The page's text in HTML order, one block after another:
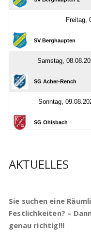
AKTUELLES
Sie suchen eine
Festlichkeiten? –
genau richtig!!!